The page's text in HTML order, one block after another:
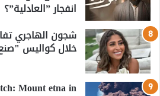
انفجار ”العادلية”؟
شجون الهاجري
خلال كواليس